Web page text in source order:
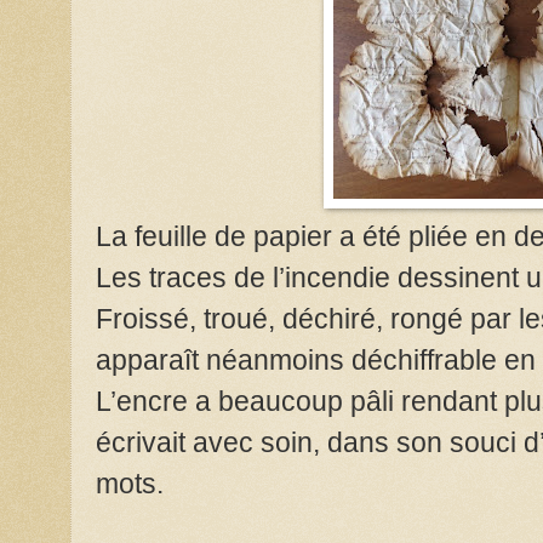
La feuille de papier a été pliée en
Les traces de l’incendie dessinent
Froissé, troué, déchiré, rongé par
apparaît néanmoins déchiffrable en
L’encre a beaucoup pâli rendant
écrivait avec soin, dans son souci
mots.